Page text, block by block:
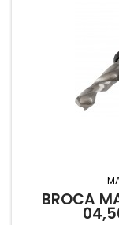
BROCA